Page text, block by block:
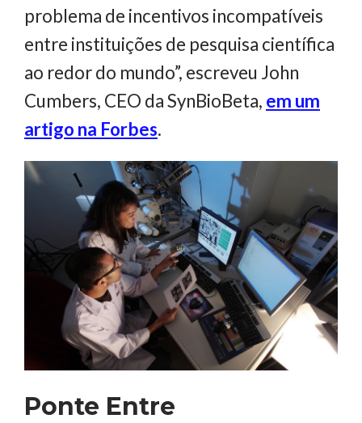
problema de incentivos incompatíveis
entre instituições de pesquisa científica
ao redor do mundo”, escreveu John
Cumbers, CEO da SynBioBeta, em um
artigo na Forbes.
Ponte Entre